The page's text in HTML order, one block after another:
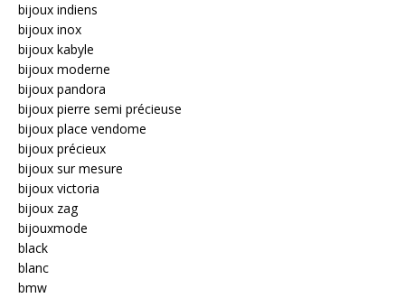
bijoux indiens
bijoux inox
bijoux kabyle
bijoux moderne
bijoux pandora
bijoux pierre semi précieuse
bijoux place vendome
bijoux précieux
bijoux sur mesure
bijoux victoria
bijoux zag
bijouxmode
black
blanc
bmw